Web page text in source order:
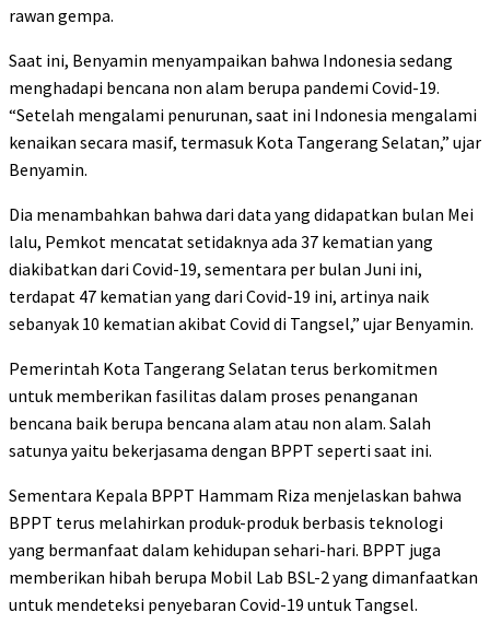
rawan gempa.
Saat ini, Benyamin menyampaikan bahwa Indonesia sedang
menghadapi bencana non alam berupa pandemi Covid-19.
“Setelah mengalami penurunan, saat ini Indonesia mengalami
kenaikan secara masif, termasuk Kota Tangerang Selatan,” ujar
Benyamin.
Dia menambahkan bahwa dari data yang didapatkan bulan Mei
lalu, Pemkot mencatat setidaknya ada 37 kematian yang
diakibatkan dari Covid-19, sementara per bulan Juni ini,
terdapat 47 kematian yang dari Covid-19 ini, artinya naik
sebanyak 10 kematian akibat Covid di Tangsel,” ujar Benyamin.
Pemerintah Kota Tangerang Selatan terus berkomitmen
untuk memberikan fasilitas dalam proses penanganan
bencana baik berupa bencana alam atau non alam. Salah
satunya yaitu bekerjasama dengan BPPT seperti saat ini.
Sementara Kepala BPPT Hammam Riza menjelaskan bahwa
BPPT terus melahirkan produk-produk berbasis teknologi
yang bermanfaat dalam kehidupan sehari-hari. BPPT juga
memberikan hibah berupa Mobil Lab BSL-2 yang dimanfaatkan
untuk mendeteksi penyebaran Covid-19 untuk Tangsel.